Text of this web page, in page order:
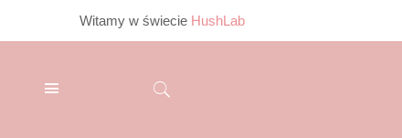
Witamy w świecie HushLab